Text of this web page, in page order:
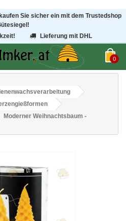
Sie sicher ein mit dem Trustedshop
Lieferung mit DHL
0
Moderner Weihnachtsbaum -